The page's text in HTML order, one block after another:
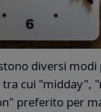
diversi
cui "midday",
preferito per